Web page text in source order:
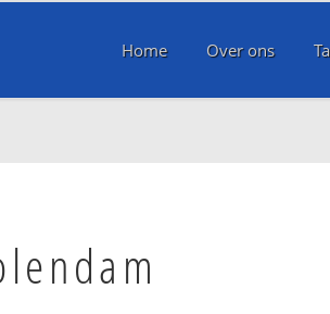
Home Over ons